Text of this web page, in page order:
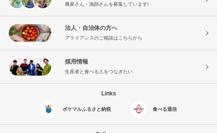
農家さん・漁師さんを募集しています!
法人・自治体の方へ
アライアンスのご相談はこちらから
採用情報
生産者と食べる人をつなぎたい
Links
ポケマルふるさと納税 食べる通信